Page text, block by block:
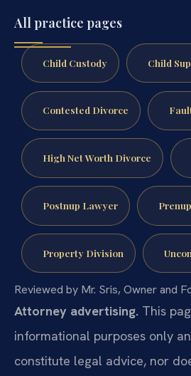
All practice pages
Child Custody Child
Contested Divorce
High Net Worth Divorce
Postnup Lawyer
Property Division
Reviewed by Mr. Sris, Owner and
Attorney advertising. This
informational purposes only
constitute legal advice, nor